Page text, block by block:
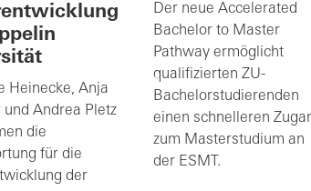
Heinecke, Anja
und Andrea Pletz
die
für die
der
Der neue Accelerated
Bachelor to Master
Pathway ermöglicht
qualifizierten ZU-
Bachelorstudierenden
einen schnelleren
zum Masterstudium an
der ESMT.